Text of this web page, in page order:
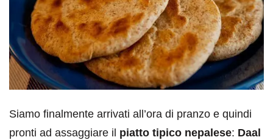
Siamo finalmente arrivati all’ora di pranzo e quindi
pronti ad assaggiare il piatto tipico nepalese: Daal